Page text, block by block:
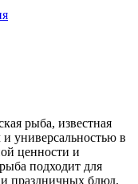
рыба, известная
универсальностью в
ценности и
подходит для
праздничных блюд.